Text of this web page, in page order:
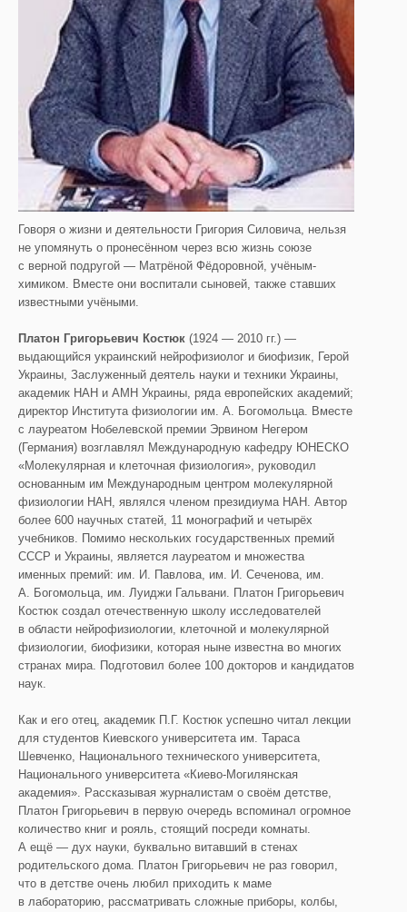
Говоря о жизни и деятельности Григория Силовича, нельзя
не упомянуть о пронесённом через всю жизнь союзе
с верной подругой — Матрёной Фёдоровной, учёным-
химиком. Вместе они воспитали сыновей, также ставших
известными учёными.
Платон Григорьевич Костюк (1924 — 2010 гг.) —
выдающийся украинский нейрофизиолог и биофизик, Герой
Украины, Заслуженный деятель науки и техники Украины,
академик НАН и АМН Украины, ряда европейских академий;
директор Института физиологии им. А. Богомольца. Вместе
с лауреатом Нобелевской премии Эрвином Негером
(Германия) возглавлял Международную кафедру ЮНЕСКО
«Молекулярная и клеточная физиология», руководил
основанным им Международным центром молекулярной
физиологии НАН, являлся членом президиума НАН. Автор
более 600 научных статей, 11 монографий и четырёх
учебников. Помимо нескольких государственных премий
СССР и Украины, является лауреатом и множества
именных премий: им. И. Павлова, им. И. Сеченова, им.
А. Богомольца, им. Луиджи Гальвани. Платон Григорьевич
Костюк создал отечественную школу исследователей
в области нейрофизиологии, клеточной и молекулярной
физиологии, биофизики, которая ныне известна во многих
странах мира. Подготовил более 100 докторов и кандидатов
наук.
Как и его отец, академик П.Г. Костюк успешно читал лекции
для студентов Киевского университета им. Тараса
Шевченко, Национального технического университета,
Национального университета «Киево-Могилянская
академия». Рассказывая журналистам о своём детстве,
Платон Григорьевич в первую очередь вспоминал огромное
количество книг и рояль, стоящий посреди комнаты.
А ещё — дух науки, буквально витавший в стенах
родительского дома. Платон Григорьевич не раз говорил,
что в детстве очень любил приходить к маме
в лабораторию, рассматривать сложные приборы, колбы,